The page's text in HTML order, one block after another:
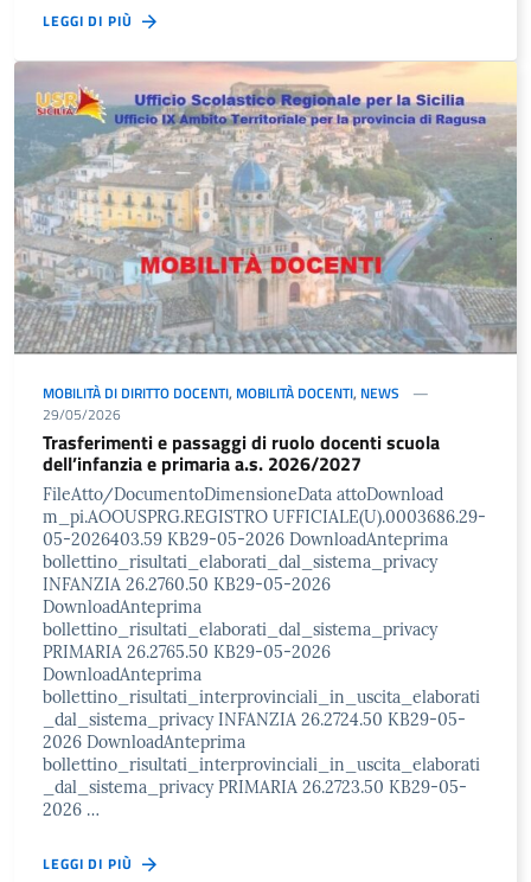
LEGGI DI PIÙ
MOBILITÀ DI DIRITTO DOCENTI, MOBILITÀ DOCENTI, NEWS
29/05/2026
Trasferimenti e passaggi di ruolo docenti scuola
dell’infanzia e primaria a.s. 2026/2027
FileAtto/DocumentoDimensioneData attoDownload
m_pi.AOOUSPRG.REGISTRO UFFICIALE(U).0003686.29-
05-2026403.59 KB29-05-2026 DownloadAnteprima
bollettino_risultati_elaborati_dal_sistema_privacy
INFANZIA 26.2760.50 KB29-05-2026
DownloadAnteprima
bollettino_risultati_elaborati_dal_sistema_privacy
PRIMARIA 26.2765.50 KB29-05-2026
DownloadAnteprima
bollettino_risultati_interprovinciali_in_uscita_elaborati
_dal_sistema_privacy INFANZIA 26.2724.50 KB29-05-
2026 DownloadAnteprima
bollettino_risultati_interprovinciali_in_uscita_elaborati
_dal_sistema_privacy PRIMARIA 26.2723.50 KB29-05-
2026 …
LEGGI DI PIÙ